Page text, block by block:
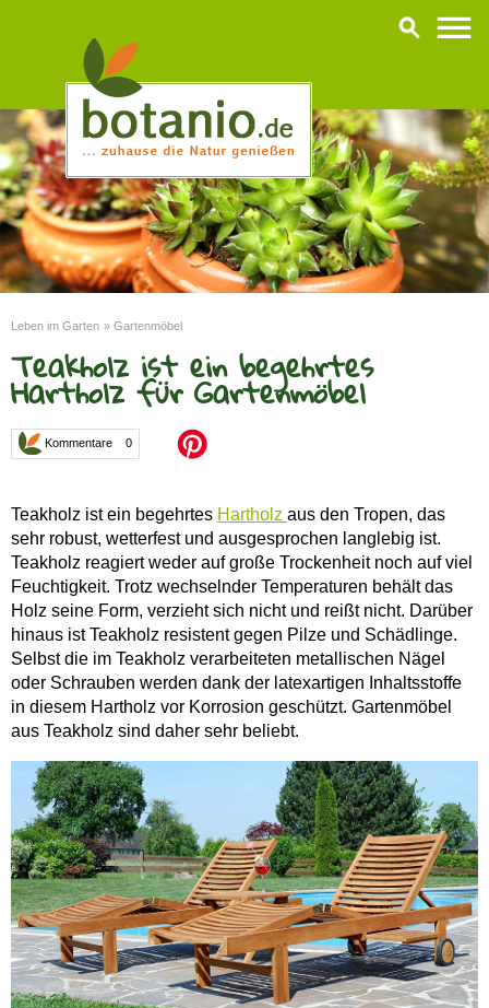
Leben im Garten » Gartenmöbel
Teakholz ist ein begehrtes
Hartholz für Gartenmöbel
Kommentare 0
Teakholz ist ein begehrtes Hartholz aus den Tropen, das
sehr robust, wetterfest und ausgesprochen langlebig ist.
Teakholz reagiert weder auf große Trockenheit noch auf viel
Feuchtigkeit. Trotz wechselnder Temperaturen behält das
Holz seine Form, verzieht sich nicht und reißt nicht. Darüber
hinaus ist Teakholz resistent gegen Pilze und Schädlinge.
Selbst die im Teakholz verarbeiteten metallischen Nägel
oder Schrauben werden dank der latexartigen Inhaltsstoffe
in diesem Hartholz vor Korrosion geschützt. Gartenmöbel
aus Teakholz sind daher sehr beliebt.